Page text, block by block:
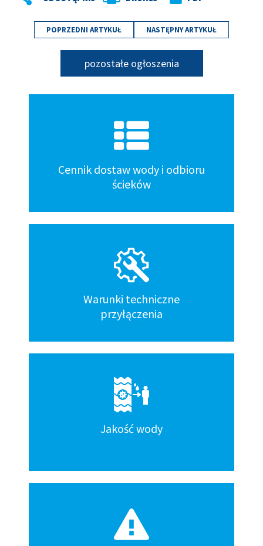
POPRZEDNI ARTYKUŁ NASTĘPNY ARTYKUŁ
pozostałe ogłoszenia
Cennik dostaw wody i odbioru
ścieków
Warunki techniczne
przyłączenia
Jakość wody